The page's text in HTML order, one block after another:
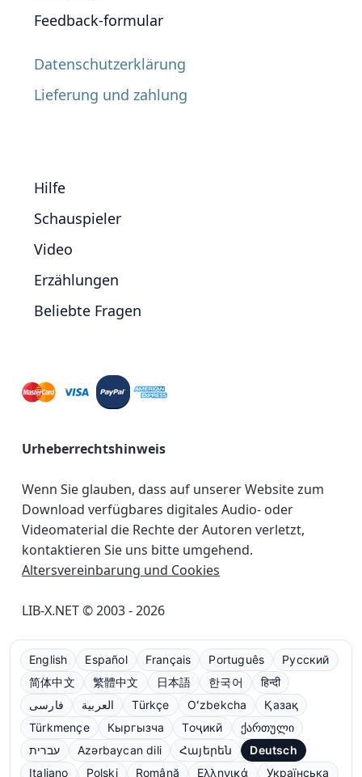
Feedback-formular
Datenschutzerklärung
Lieferung und zahlung
Hilfe
Schauspieler
Video
Erzählungen
Beliebte Fragen
Urheberrechtshinweis
Wenn Sie glauben, dass auf unserer Website zum
Download verfügbares digitales Audio- oder
Videomaterial die Rechte der Autoren verletzt,
kontaktieren Sie uns bitte umgehend.
Altersvereinbarung und Cookies
LIB-X.NET © 2003 - 2026
English Español Français Português
Русский
简体中文
繁體中文 日本語 한국어
हिन्दी
فارسی
العربية Türkçe Oʻzbekcha
Қазақ
Türkmençe
Кыргызча Тоҷикӣ
ქართული
עברית
Azərbaycan dili Հայերեն
Deutsch
Italiano
Polski Română Ελληνικά Українська